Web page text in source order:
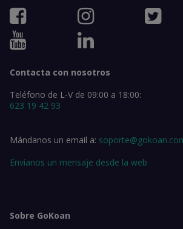
Contacta con nosotros
Teléfono de L-V de 09:00 a 18:00:
623 19 42 93
Mándanos un email a:
Envíanos un mensaje desde la web
Sobre GoKoan